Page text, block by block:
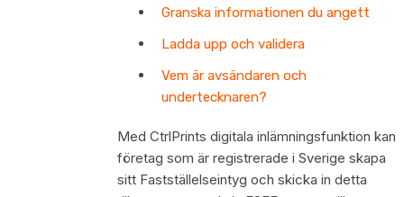
Granska informationen du angett
Ladda upp och validera
Vem är avsändaren och
undertecknaren?
Med CtrlPrints digitala inlämningsfunktion kan
företag som är registrerade i Sverige skapa
sitt Fastställelseintyg och skicka in detta